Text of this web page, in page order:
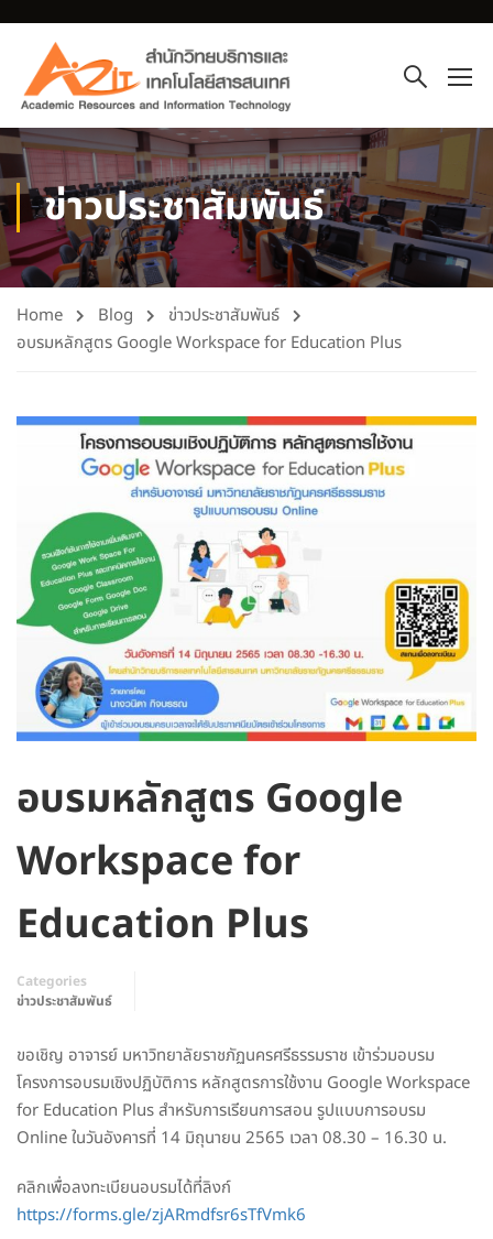
ข่าวประชาสัมพันธ์
Home Blog
ข่าวประชาสัมพันธ์
อบรมหลักสูตร Google Workspace for Education Plus
อบรมหลักสูตร Google
Workspace for
Education Plus
Categories
ข่าวประชาสัมพันธ์
ขอเชิญ อาจารย์ มหาวิทยาลัยราชภัฏนครศรีธรรมราช เข้าร่วมอบรม
โครงการอบรมเชิงปฏิบัติการ หลักสูตรการใช้งาน Google Workspace
for Education Plus สำหรับการเรียนการสอน รูปแบบการอบรม
Online ในวันอังคารที่ 14 มิถุนายน 2565 เวลา 08.30 – 16.30 น.
คลิกเพื่อลงทะเบียนอบรมได้ที่ลิงก์
https://forms.gle/zjARmdfsr6sTfVmk6